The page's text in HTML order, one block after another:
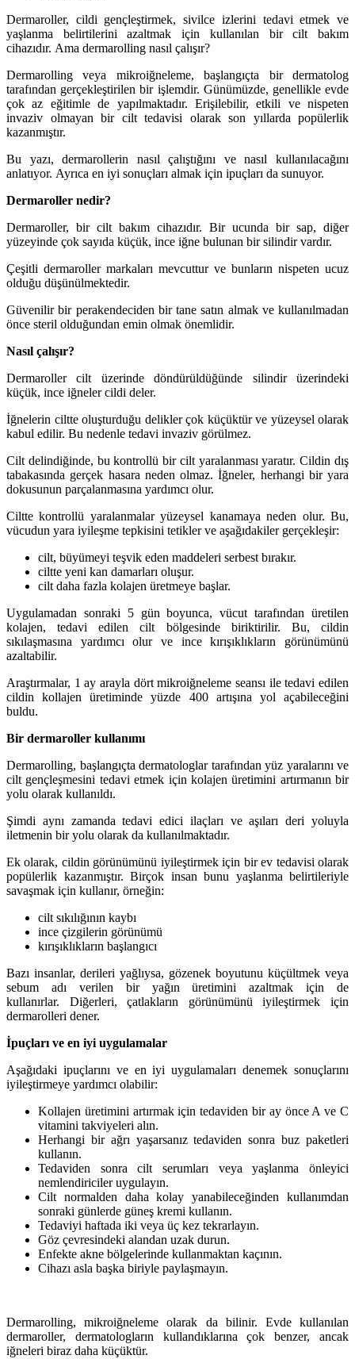
Dermaroller, cildi gençleştirmek, sivilce izlerini tedavi etmek ve
yaşlanma belirtilerini azaltmak için kullanılan bir cilt bakım
cihazıdır. Ama dermarolling nasıl çalışır?
Dermarolling veya mikroiğneleme, başlangıçta bir dermatolog
tarafından gerçekleştirilen bir işlemdir. Günümüzde, genellikle evde
çok az eğitimle de yapılmaktadır. Erişilebilir, etkili ve nispeten
invaziv olmayan bir cilt tedavisi olarak son yıllarda popülerlik
kazanmıştır.
Bu yazı, dermarollerin nasıl çalıştığını ve nasıl kullanılacağını
anlatıyor. Ayrıca en iyi sonuçları almak için ipuçları da sunuyor.
Dermaroller nedir?
Dermaroller, bir cilt bakım cihazıdır. Bir ucunda bir sap, diğer
yüzeyinde çok sayıda küçük, ince iğne bulunan bir silindir vardır.
Çeşitli dermaroller markaları mevcuttur ve bunların nispeten ucuz
olduğu düşünülmektedir.
Güvenilir bir perakendeciden bir tane satın almak ve kullanılmadan
önce steril olduğundan emin olmak önemlidir.
Nasıl çalışır?
Dermaroller cilt üzerinde döndürüldüğünde silindir üzerindeki
küçük, ince iğneler cildi deler.
İğnelerin ciltte oluşturduğu delikler çok küçüktür ve yüzeysel olarak
kabul edilir. Bu nedenle tedavi invaziv görülmez.
Cilt delindiğinde, bu kontrollü bir cilt yaralanması yaratır. Cildin dış
tabakasında gerçek hasara neden olmaz. İğneler, herhangi bir yara
dokusunun parçalanmasına yardımcı olur.
Ciltte kontrollü yaralanmalar yüzeysel kanamaya neden olur. Bu,
vücudun yara iyileşme tepkisini tetikler ve aşağıdakiler gerçekleşir:
cilt, büyümeyi teşvik eden maddeleri serbest bırakır.
ciltte yeni kan damarları oluşur.
cilt daha fazla kolajen üretmeye başlar.
Uygulamadan sonraki 5 gün boyunca, vücut tarafından üretilen
kolajen, tedavi edilen cilt bölgesinde biriktirilir. Bu, cildin
sıkılaşmasına yardımcı olur ve ince kırışıklıkların görünümünü
azaltabilir.
Araştırmalar, 1 ay arayla dört mikroiğneleme seansı ile tedavi edilen
cildin kollajen üretiminde yüzde 400 artışına yol açabileceğini
buldu.
Bir dermaroller kullanımı
Dermarolling, başlangıçta dermatologlar tarafından yüz yaralarını ve
cilt gençleşmesini tedavi etmek için kolajen üretimini artırmanın bir
yolu olarak kullanıldı.
Şimdi aynı zamanda tedavi edici ilaçları ve aşıları deri yoluyla
iletmenin bir yolu olarak da kullanılmaktadır.
Ek olarak, cildin görünümünü iyileştirmek için bir ev tedavisi olarak
popülerlik kazanmıştır. Birçok insan bunu yaşlanma belirtileriyle
savaşmak için kullanır, örneğin:
cilt sıkılığının kaybı
ince çizgilerin görünümü
kırışıklıkların başlangıcı
Bazı insanlar, derileri yağlıysa, gözenek boyutunu küçültmek veya
sebum adı verilen bir yağın üretimini azaltmak için de
kullanırlar. Diğerleri, çatlakların görünümünü iyileştirmek için
dermarolleri dener.
İpuçları ve en iyi uygulamalar
Aşağıdaki ipuçlarını ve en iyi uygulamaları denemek sonuçlarını
iyileştirmeye yardımcı olabilir:
Kollajen üretimini artırmak için tedaviden bir ay önce A ve C
vitamini takviyeleri alın.
Herhangi bir ağrı yaşarsanız tedaviden sonra buz paketleri
kullanın.
Tedaviden sonra cilt serumları veya yaşlanma önleyici
nemlendiriciler uygulayın.
Cilt normalden daha kolay yanabileceğinden kullanımdan
sonraki günlerde güneş kremi kullanın.
Tedaviyi haftada iki veya üç kez tekrarlayın.
Göz çevresindeki alandan uzak durun.
Enfekte akne bölgelerinde kullanmaktan kaçının.
Cihazı asla başka biriyle paylaşmayın.
Dermarolling, mikroiğneleme olarak da bilinir. Evde kullanılan
dermaroller, dermatologların kullandıklarına çok benzer, ancak
iğneleri biraz daha küçüktür.